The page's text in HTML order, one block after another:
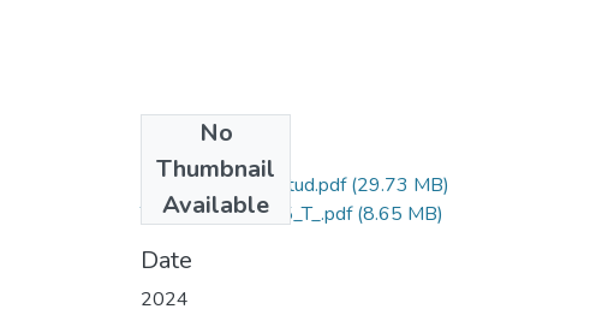
No
Thumbnail
Available
Grado de Similitud.pdf(29.73 MB)
T036_75348815_T_.pdf(8.65 MB)
Date
2024